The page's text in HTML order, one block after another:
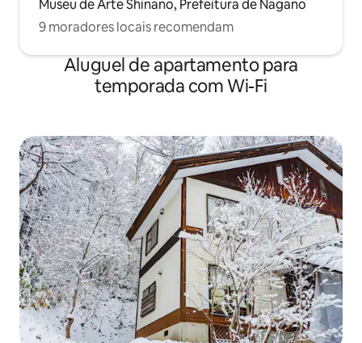
Museu de Arte Shinano, Prefeitura de Nagano
9 moradores locais recomendam
Aluguel de apartamento para
temporada com Wi-Fi